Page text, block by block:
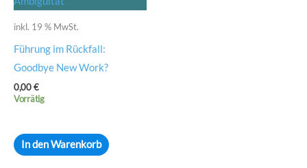
inkl. 19 % MwSt.
Führung im Rückfall:
Goodbye New Work?
0,00€
Vorrätig
In den Warenkorb